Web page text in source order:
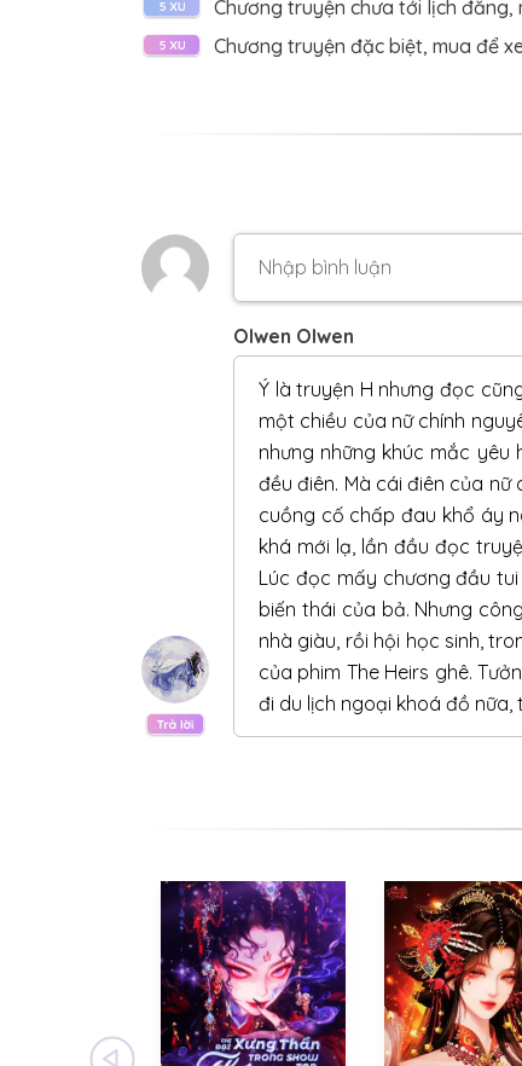
CHƯƠNG 38: Cắm trại
CHƯƠNG 33: Rút thăm (1)
CHƯƠNG 32: Bỏ thuốc (hơi H)
CHƯƠNG 31: Diễn trò
CHƯƠNG 30: Cồn (H)
CHƯƠNG 29: Trò chơi
CHƯƠNG 28: Trả thù
CHƯƠNG 27: Tình yêu (H)
CHƯƠNG 26: Giận dỗi (hơi H)
CHƯƠNG 25: Yêu thầm
CHƯƠNG 24: Quan hệ
CHƯƠNG 23:
Đêm tối (H)
CHƯƠNG 19: Khoan hồng
CHƯƠNG 18: Xung đột
CHƯƠNG 17: Hẹn hò
CHƯƠNG 16: Đêm mưa (H)
Chương truyện chưa tới lịch đăng,
Chương truyện đặc biệt, mua để
Olwen Olwen
Ý là truyện H nhưng đọc
một chiều của nữ chính
nhưng những khúc mắc yêu
đều điên. Mà cái điên của
cuồng cố chấp đau khổ áy
khá mới lạ, lần đầu đọc
Lúc đọc mấy chương đầu
biến thái của bả. Nhưng
nhà giàu, rồi hội học sinh,
của phim The Heirs ghê.
đi du lịch ngoại khoá đồ